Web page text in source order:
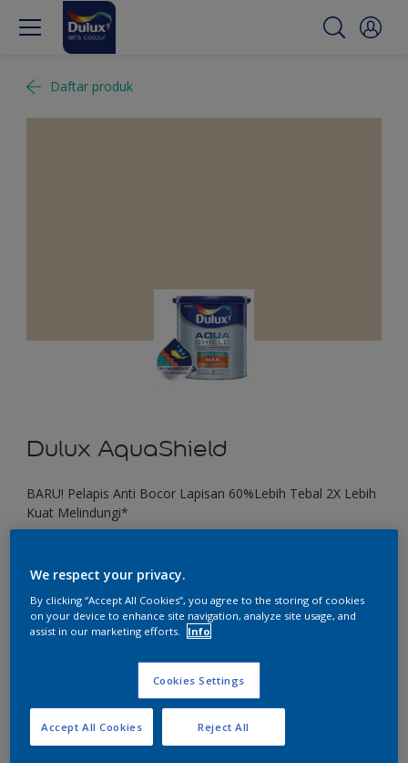
Daftar produk
Dulux AquaShield
BARU! Pelapis Anti Bocor Lapisan 60%Lebih Tebal 2X Lebih
Kuat Melindungi*
Ukuran
4 KG
Jumlah Kalkulator cat
Hitung
We respect your privacy.
By clicking “Accept All Cookies”, you agree to the storing of cookies
on your device to enhance site navigation, analyze site usage, and
assist in our marketing efforts.
Info
Cookies Settings
Reject All
Accept All Cookies